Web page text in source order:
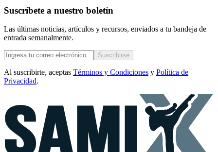
Suscríbete a nuestro boletín
Las últimas noticias, artículos y recursos, enviados a tu bandeja de
entrada semanalmente.
Suscribirse
Al suscribirte, aceptas Términos y Condiciones y Política de
Privacidad.